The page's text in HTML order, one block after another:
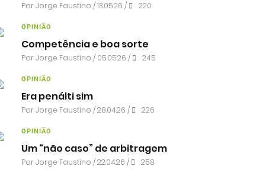
PorJorge Faustino / 13.05.26 / 220
OPINIÃO
Competência e boa sorte
PorJorge Faustino / 05.05.26 / 245
OPINIÃO
Era penálti sim
PorJorge Faustino / 28.04.26 / 226
OPINIÃO
Um “não caso” de arbitragem
PorJorge Faustino / 22.04.26 / 258